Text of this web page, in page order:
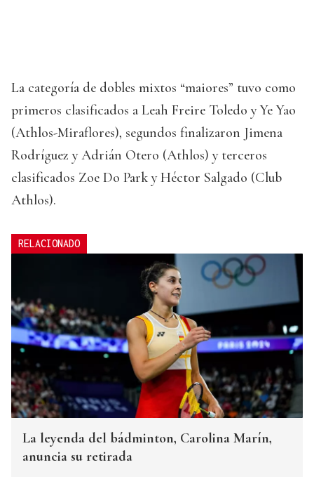
La categoría de dobles mixtos “maiores” tuvo como
primeros clasificados a Leah Freire Toledo y Ye Yao
(Athlos-Miraflores), segundos finalizaron Jimena
Rodríguez y Adrián Otero (Athlos) y terceros
clasificados Zoe Do Park y Héctor Salgado (Club
Athlos).
RELACIONADO
La leyenda del bádminton, Carolina Marín,
anuncia su retirada